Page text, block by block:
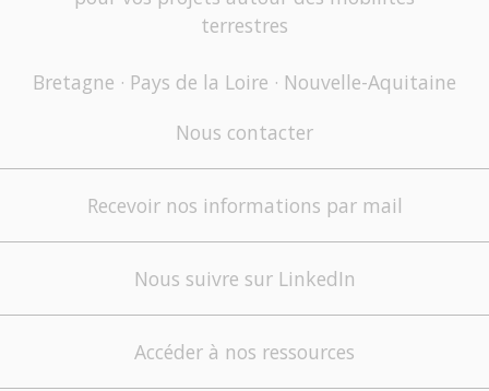
terrestres
Bretagne · Pays de la Loire · Nouvelle-Aquitaine
Nous contacter
Recevoir nos informations par mail
Nous suivre sur LinkedIn
Accéder à nos ressources